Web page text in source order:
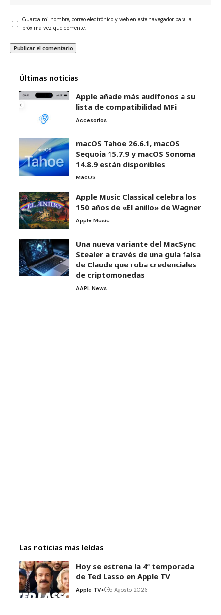
Guarda mi nombre, correo electrónico y web en este navegador para la
próxima vez que comente.
Últimas noticias
Apple añade más audífonos a su
lista de compatibilidad MFi
Accesorios
macOS Tahoe 26.6.1, macOS
Sequoia 15.7.9 y macOS Sonoma
14.8.9 están disponibles
MacOS
Apple Music Classical celebra los
150 años de «El anillo» de Wagner
Apple Music
Una nueva variante del MacSync
Stealer a través de una guía falsa
de Claude que roba credenciales
de criptomonedas
AAPL News
Las noticias más leídas
Hoy se estrena la 4ª temporada
de Ted Lasso en Apple TV
Apple TV+ 5 Agosto 2026